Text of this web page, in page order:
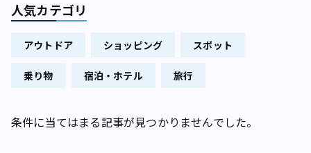
人気カテゴリ
アウトドア ショッピング スポット
乗り物 宿泊・ホテル 旅行
条件に当てはまる記事が見つかりませんでした。